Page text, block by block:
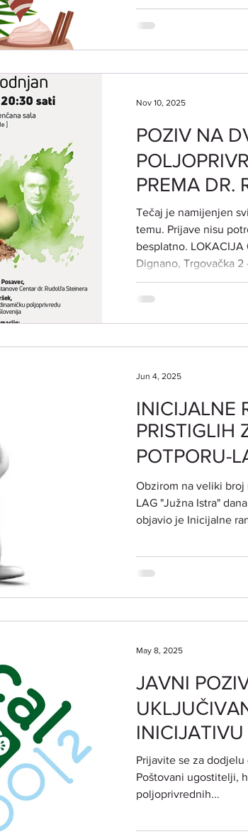
POZIV NA
PREMA DR.
STEINERU
17:30-20:30
Tečaj je namijenjen
temu. Prijave nisu
besplatno. LOKACIJA
Dignano, Trgovačka 2
VRIJEME ODRŽAVANJA: srijeda 19.
četvrtak 20. studenog
biodinamičku
Nov 10, 2025
INICIJALNE
PRISTIGLIH
POTPORU-
INT 1.1.
očuvanje
djelatnosti​
Obzirom na veliki
LAG "Južna Istra"
objavio je Inicijalne
Jun 4, 2025
JAVNI
OZNAKE
Local2Local
Prijavite se za
Poštovani ugostitelji,
poljoprivrednih...
May 8, 2025